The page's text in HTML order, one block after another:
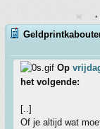
Op
het volgende:
[..]
Of je altijd wat